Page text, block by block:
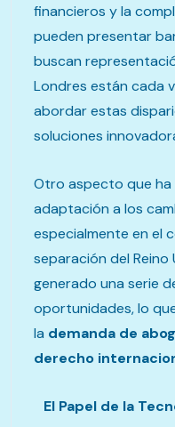
financieros y la
pueden presentar
buscan
Londres están cada
abordar estas
soluciones
Otro aspecto que ha
adaptación a los
especialmente en el
separación del Reino
generado una serie
oportunidades, lo
la demanda de
derecho
El Papel de la